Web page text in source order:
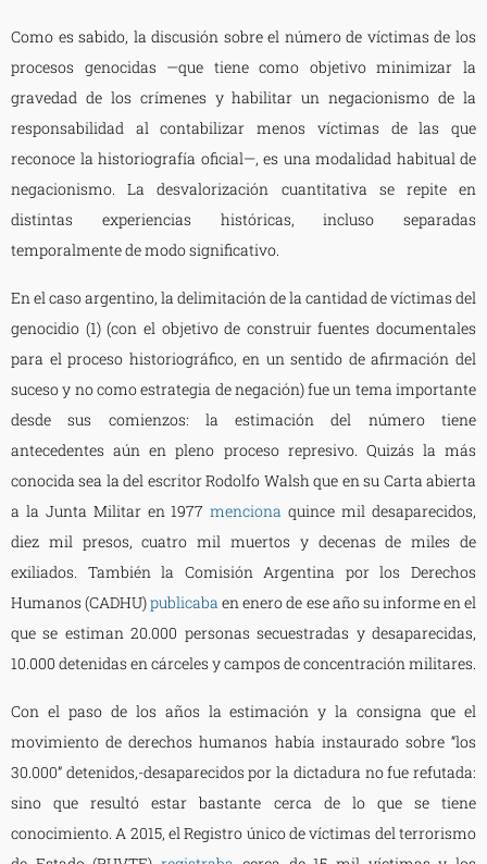
Como es sabido, la discusión sobre el número de víctimas de los
procesos genocidas —que tiene como objetivo minimizar la
gravedad de los crímenes y habilitar un negacionismo de la
responsabilidad al contabilizar menos víctimas de las que
reconoce la historiografía oficial—, es una modalidad habitual de
negacionismo. La desvalorización cuantitativa se repite en
distintas experiencias históricas, incluso separadas
temporalmente de modo significativo.
En el caso argentino, la delimitación de la cantidad de víctimas del
genocidio (1) (con el objetivo de construir fuentes documentales
para el proceso historiográfico, en un sentido de afirmación del
suceso y no como estrategia de negación) fue un tema importante
desde sus comienzos: la estimación del número tiene
antecedentes aún en pleno proceso represivo. Quizás la más
conocida sea la del escritor Rodolfo Walsh que en su Carta abierta
a la Junta Militar en 1977 menciona quince mil desaparecidos,
diez mil presos, cuatro mil muertos y decenas de miles de
exiliados. También la Comisión Argentina por los Derechos
Humanos (CADHU)publicabaen enero de ese año su informe en el
que se estiman 20.000 personas secuestradas y desaparecidas,
10.000 detenidas en cárceles y campos de concentración militares.
Con el paso de los años la estimación y la consigna que el
movimiento de derechos humanos había instaurado sobre “los
30.000” detenidos,-desaparecidos por la dictadura no fue refutada:
sino que resultó estar bastante cerca de lo que se tiene
conocimiento. A 2015, el Registro único de víctimas del terrorismo